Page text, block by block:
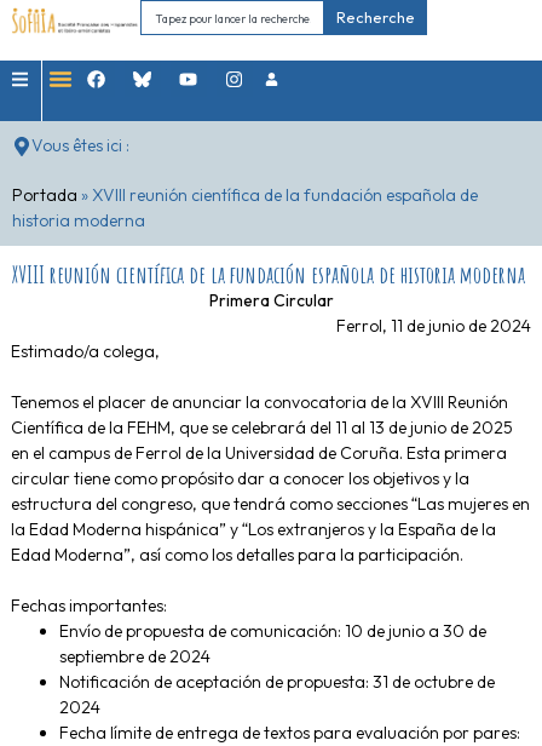
Recherche
Vous êtes ici :
Portada »XVIII reunión científica de la fundación española de
historia moderna
XVIII reunión científica de la fundación española de historia moderna
Primera Circular
Ferrol, 11 de junio de 2024
Estimado/a colega,
Tenemos el placer de anunciar la convocatoria de la XVIII Reunión
Científica de la FEHM, que se celebrará del 11 al 13 de junio de 2025
en el campus de Ferrol de la Universidad de Coruña. Esta primera
circular tiene como propósito dar a conocer los objetivos y la
estructura del congreso, que tendrá como secciones “Las mujeres en
la Edad Moderna hispánica” y “Los extranjeros y la España de la
Edad Moderna”, así como los detalles para la participación.
Fechas importantes:
Envío de propuesta de comunicación: 10 de junio a 30 de
septiembre de 2024
Notificación de aceptación de propuesta: 31 de octubre de
2024
Fecha límite de entrega de textos para evaluación por pares: